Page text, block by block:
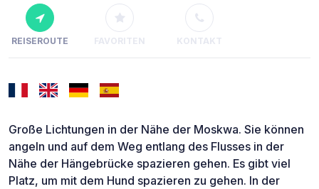
REISEROUTE FAVORITEN KONTAKT
Große Lichtungen in der Nähe der Moskwa. Sie können
angeln und auf dem Weg entlang des Flusses in der
Nähe der Hängebrücke spazieren gehen. Es gibt viel
Platz, um mit dem Hund spazieren zu gehen. In der